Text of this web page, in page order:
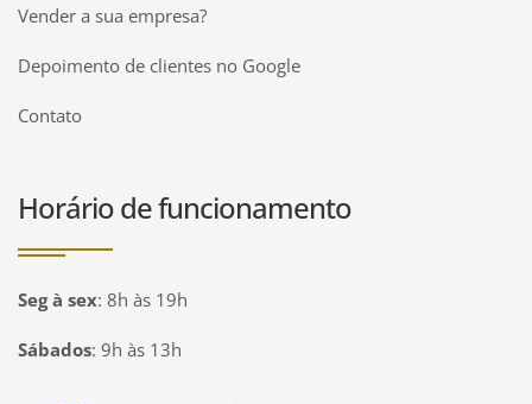
Vender a sua empresa?
Depoimento de clientes no Google
Contato
Horário de funcionamento
Seg à sex: 8h às 19h
Sábados: 9h às 13h